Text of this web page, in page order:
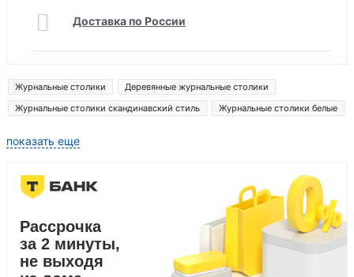
Доставка по России
Журнальные столики
Деревянные журнальные столики
Журнальные столики скандинавский стиль
Журнальные столики белые
показать еще
Рассрочка
за 2 минуты,
не выходя